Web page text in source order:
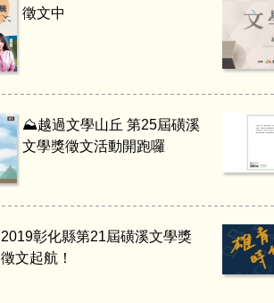
徵文中
⛰️越過文學山丘 第25屆磺溪
文學獎徵文活動開跑囉
2019彰化縣第21屆磺溪文學獎
徵文起航！